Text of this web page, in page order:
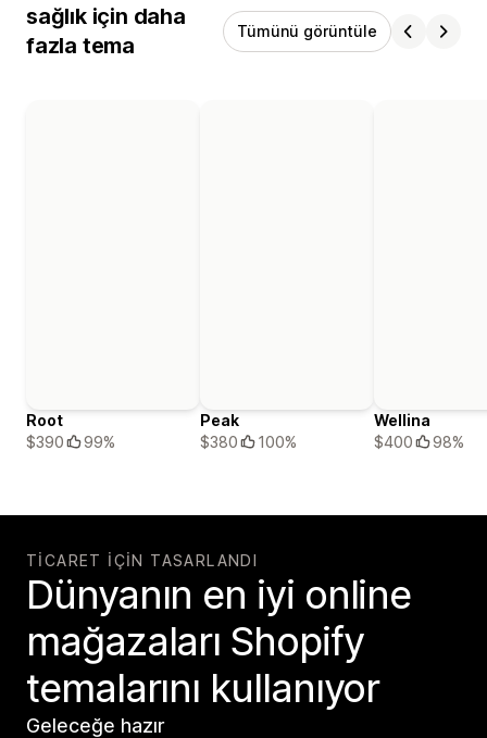
sağlık için daha
fazla tema
Tümünü görüntüle
Root
$390
99%
Peak
$380
100%
Wellina
$400
98%
TICARET IÇIN TASARLANDI
Dünyanın en iyi online
mağazaları Shopify
temalarını kullanıyor
Geleceğe hazır